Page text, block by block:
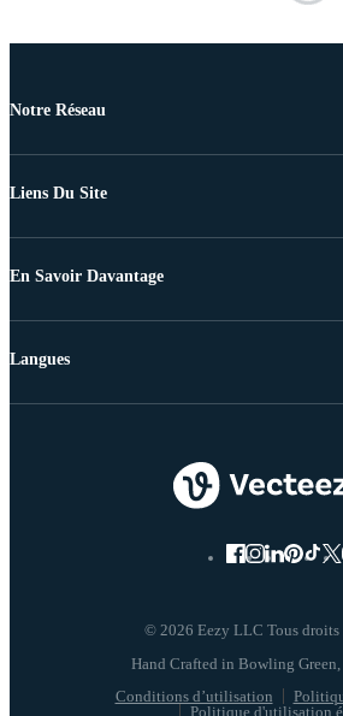
Notre Réseau
Liens Du Site
En Savoir Davantage
© 2026 Eezy LLC Tous droits
Conditions d’utilisation
Politique d'utilisation
Langues